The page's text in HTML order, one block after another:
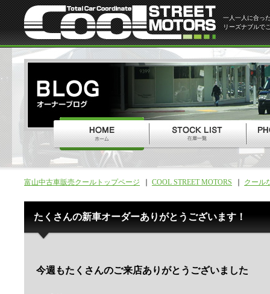
一人一人に合っ
リーズナブルで
富山中古車販売クールトップページ COOL STREET MOTORS クール
たくさんの新車オーダーありがとうございます！
今週もたくさんのご来店ありがとうございました